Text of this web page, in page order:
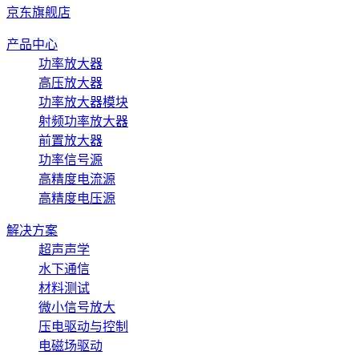
京东旗舰店
产品中心
功率放大器
高压放大器
功率放大器模块
射频功率放大器
前置放大器
功率信号源
高精度电流源
高精度电压源
解决方案
超声声学
水下通信
材料测试
微小信号放大
压电驱动与控制
电磁场驱动